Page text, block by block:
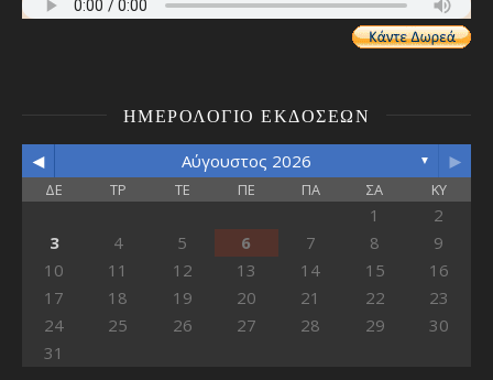
ΗΜΕΡΟΛΌΓΙΟ ΕΚΔΌΣΕΩΝ
◄ Αύγουστος 2026 ▼ ►
ΔΕ ΤΡ ΤΕ ΠΕ ΠΑ ΣΑ ΚΥ
1
2
3
4 5 6 7 8
9
10
11 12 13 14 15
16
17
18 19 20 21 22
23
24
25 26 27 28 29
30
31